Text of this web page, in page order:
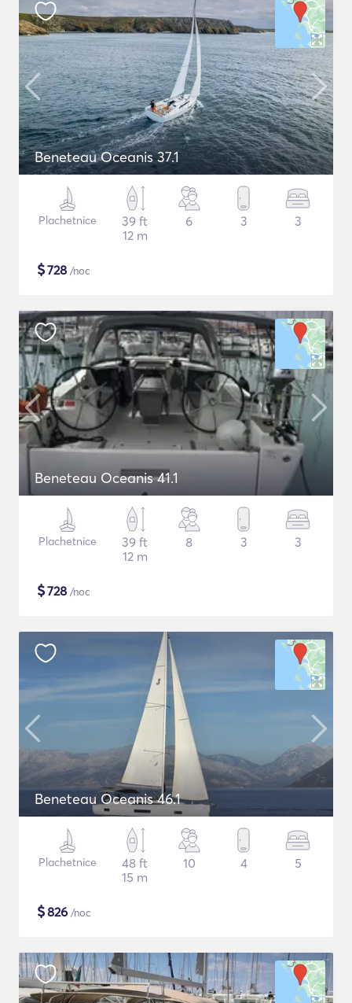
Beneteau Oceanis 37.1
Plachetnice
39 ft
12 m
6 3 3
$728 /noc
Beneteau Oceanis 41.1
Plachetnice
39 ft
12 m
8 3 3
$728 /noc
Beneteau Oceanis 46.1
Plachetnice
48 ft
15 m
10 4 5
$826 /noc